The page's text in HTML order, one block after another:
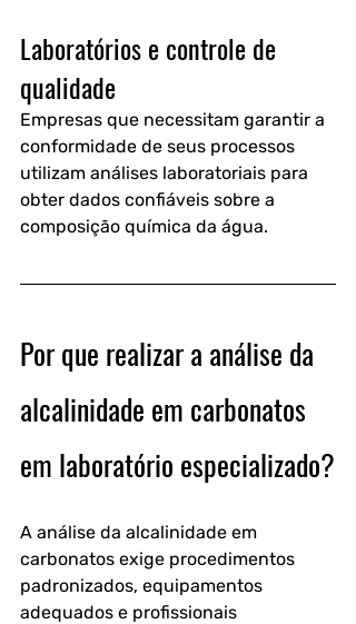
Laboratórios e controle de
qualidade
Empresas que necessitam garantir a
conformidade de seus processos
utilizam análises laboratoriais para
obter dados confiáveis sobre a
composição química da água.
Por que realizar a análise da
alcalinidade em carbonatos
em laboratório especializado?
A análise da alcalinidade em
carbonatos exige procedimentos
padronizados, equipamentos
adequados e profissionais